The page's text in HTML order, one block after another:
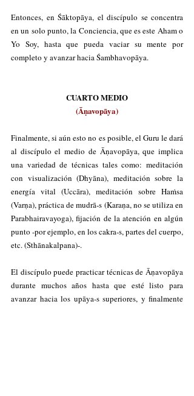
Entonces, en Śāktopāya, el discípulo se concentra
en un solo punto, la Conciencia, que es este Aham o
Yo Soy, hasta que pueda vaciar su mente por
completo y avanzar hacia Śambhavopāya.
CUARTO MEDIO
(Āṇavopāya)
Finalmente, si aún esto no es posible, el Guru le dará
al discípulo el medio de Āṇavopāya, que implica
una variedad de técnicas tales como: meditación
con visualización (Dhyāna), meditación sobre la
energía vital (Uccāra), meditación sobre Haṁsa
(Varṇa), práctica de mudrā-s (Karaṇa, no se utiliza en
Parabhairavayoga), fijación de la atención en algún
punto -por ejemplo, en los cakra-s, partes del cuerpo,
etc. (Sthānakalpana)-.
El discípulo puede practicar técnicas de Āṇavopāya
durante muchos años hasta que esté listo para
avanzar hacia los upāya-s superiores, y finalmente